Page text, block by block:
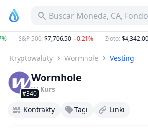
Buscar Moneda, CA, Fondo
S&P 500:$7,706.50−0.21% Złoto:$4,342.00
Kryptowaluty Wormhole Vesting
#340
Wormhole
W Kurs
Kontrakty Tagi Linki